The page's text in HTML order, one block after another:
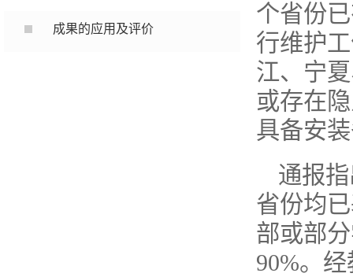
成果的应用及评价
个省份
行维护
江、宁
或存在
具备安
通报
省份均
部或部
90%。